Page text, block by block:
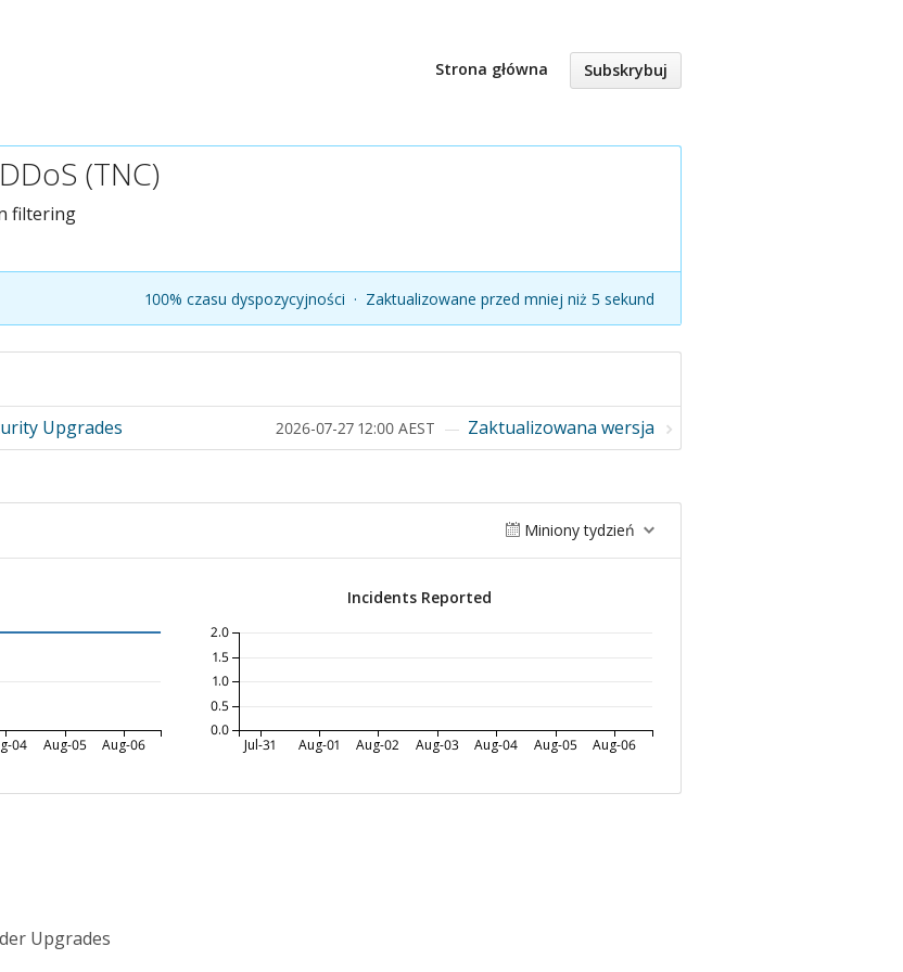
Strona główna Subskrybuj
(TNC)
filtering
100% czasu dyspozycyjności · Zaktualizowane przed mniej niż 5 sekund
Upgrades 2026-07-27 12:00 AEST Zaktualizowana wersja
Miniony tydzień
04 Aug-05 Aug-06
Incidents Reported
Jul-31 Aug-01 Aug-02 Aug-03 Aug-04 Aug-05 Aug-06
0.0
0.5
1.0
1.5
2.0
Upgrades